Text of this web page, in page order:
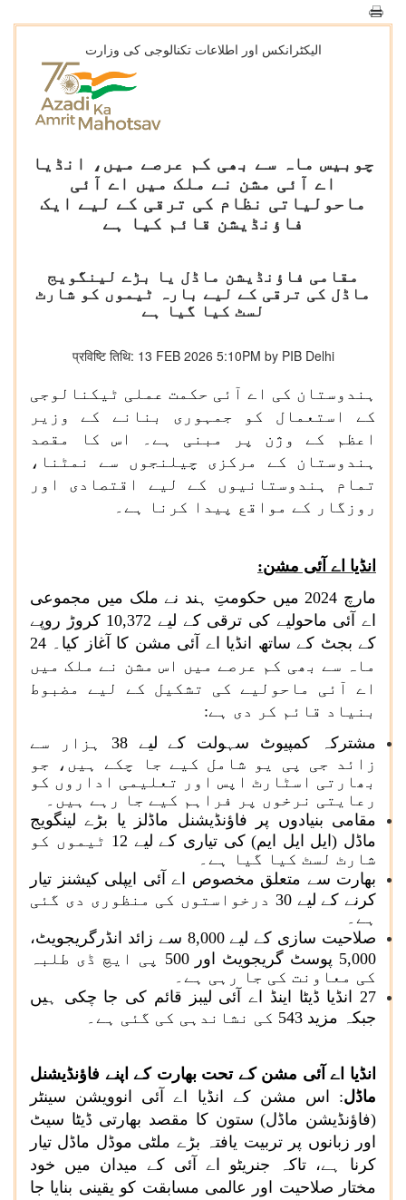
الیکٹرانکس اور اطلاعات تکنالوجی کی وزارت
چوبیس ماہ سے بھی کم عرصے میں، انڈیا
اے آئی مشن نے ملک میں اے آئی
ماحولیاتی نظام کی ترقی کے لیے ایک
فاؤنڈیشن قائم کیا ہے
مقامی فاؤنڈیشن ماڈل یا بڑے لینگویج
ماڈل کی ترقی کے لیے بارہ ٹیموں کو شارٹ
لسٹ کیا گیا ہے
प्रविष्टि तिथि: 13 FEB 2026 5:10PM by PIB Delhi
ہندوستان کی اے آئی حکمت عملی ٹیکنالوجی
کے استعمال کو جمہوری بنانے کے وزیر
اعظم کے وژن پر مبنی ہے۔ اس کا مقصد
ہندوستان کے مرکزی چیلنجوں سے نمٹنا،
تمام ہندوستانیوں کے لیے اقتصادی اور
روزگار کے مواقع پیدا کرنا ہے۔
انڈیا اے آئی مشن:
مارچ 2024 میں حکومتِ ہند نے ملک میں مجموعی
اے آئی ماحولیے کی ترقی کے لیے 10,372 کروڑ روپے
کے بجٹ کے ساتھ انڈیا اے آئی مشن کا آغاز کیا۔ 24
ماہ سے بھی کم عرصے میں اس مشن نے ملک میں
اے آئی ماحولیے کی تشکیل کے لیے مضبوط
بنیاد قائم کر دی ہے:
مشترکہ کمپیوٹ سہولت کے لیے 38 ہزار سے
زائد جی پی یو شامل کیے جا چکے ہیں، جو
بھارتی اسٹارٹ اپس اور تعلیمی اداروں کو
رعایتی نرخوں پر فراہم کیے جا رہے ہیں۔
مقامی بنیادوں پر فاؤنڈیشنل ماڈلز یا بڑے لینگویج
ماڈل (ایل ایل ایم) کی تیاری کے لیے 12 ٹیموں کو
شارٹ لسٹ کیا گیا ہے۔
بھارت سے متعلق مخصوص اے آئی ایپلی کیشنز تیار
کرنے کے لیے 30 درخواستوں کی منظوری دی گئی
ہے۔
صلاحیت سازی کے لیے 8,000 سے زائد انڈرگریجویٹ،
5,000 پوسٹ گریجویٹ اور 500 پی ایچ ڈی طلبہ
کی معاونت کی جا رہی ہے۔
27 انڈیا ڈیٹا اینڈ اے آئی لیبز قائم کی جا چکی ہیں
جبکہ مزید 543 کی نشاندہی کی گئی ہے۔
انڈیا اے آئی مشن کے تحت بھارت کے اپنے فاؤنڈیشنل
ماڈل: اس مشن کے انڈیا اے آئی انوویشن سینٹر
(فاؤنڈیشن ماڈل) ستون کا مقصد بھارتی ڈیٹا سیٹ
اور زبانوں پر تربیت یافتہ بڑے ملٹی موڈل ماڈل تیار
کرنا ہے، تاکہ جنریٹو اے آئی کے میدان میں خود
مختار صلاحیت اور عالمی مسابقت کو یقینی بنایا جا